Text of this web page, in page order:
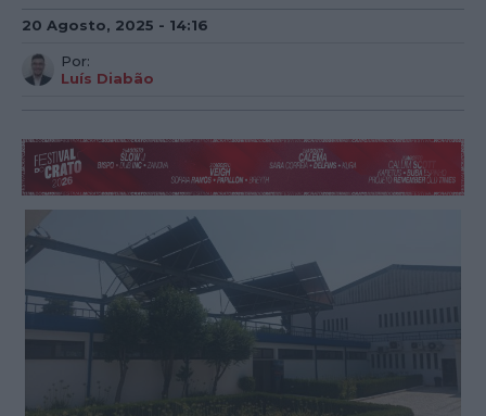
20 Agosto, 2025 - 14:16
Por:
Luís Diabão